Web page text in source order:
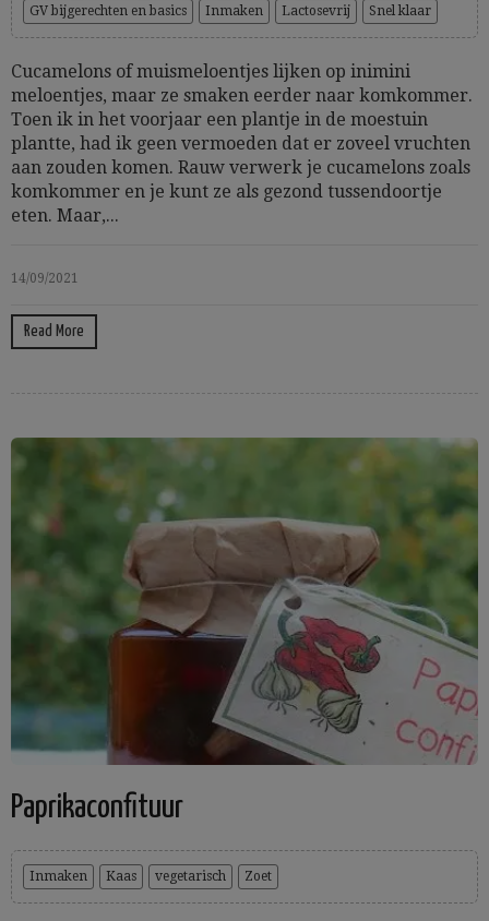
GV bijgerechten en basics
Inmaken Lactosevrij Snel klaar
Cucamelons of muismeloentjes lijken op inimini
meloentjes, maar ze smaken eerder naar komkommer.
Toen ik in het voorjaar een plantje in de moestuin
plantte, had ik geen vermoeden dat er zoveel vruchten
aan zouden komen. Rauw verwerk je cucamelons zoals
komkommer en je kunt ze als gezond tussendoortje
eten. Maar,...
14/09/2021
Read More
Paprikaconfituur
Inmaken Kaas vegetarisch Zoet